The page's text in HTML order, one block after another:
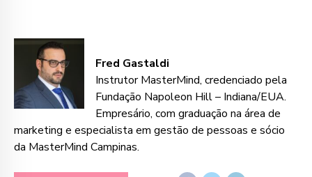
Fred Gastaldi
Instrutor MasterMind, credenciado pela
Fundação Napoleon Hill – Indiana/EUA.
Empresário, com graduação na área de
marketing e especialista em gestão de pessoas e sócio
da MasterMind Campinas.